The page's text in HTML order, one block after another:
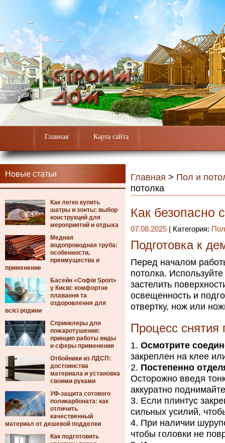
Главная Карта сайта
Новые статьи
Как легко купить
шатры и зонты: выбор
конструкций для
мероприятий и отдыха
Медная
водопроводная труба:
особенности,
преимущества и
применение
Басейн «Софія Sport»
у Києві: комфортне
плавання та
оздоровлення для
всієї родини
Спринклеры для
пожаротушения:
принцип работы виды
и сферы применения
Отбойники из ЛДСП:
достоинства
материала и установка
своими руками
УФ-защита сотового
поликарбоната: как
отличить
качественный
материал от дешевой подделки
Как подготовить
Главная > Пол и
потолка
Как безопасно
07.08.2025 | Категория:
Подготовка к
Перед началом
потолка.
застелить
освещенность и
отвертку, нож или
Процесс снятия
Осмотрите
закреплен на клее
Постепенно
Осторожно введя
аккуратно
Если плинтус
сильных усилий,
При наличии
чтобы головки не